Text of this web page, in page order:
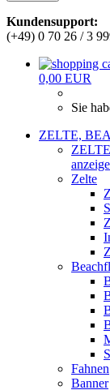
Kundensupport:
(+49) 0 70 26 / 3
0,00 EUR
Sie
ZELTE,
Zelte
Fahnen
Banner